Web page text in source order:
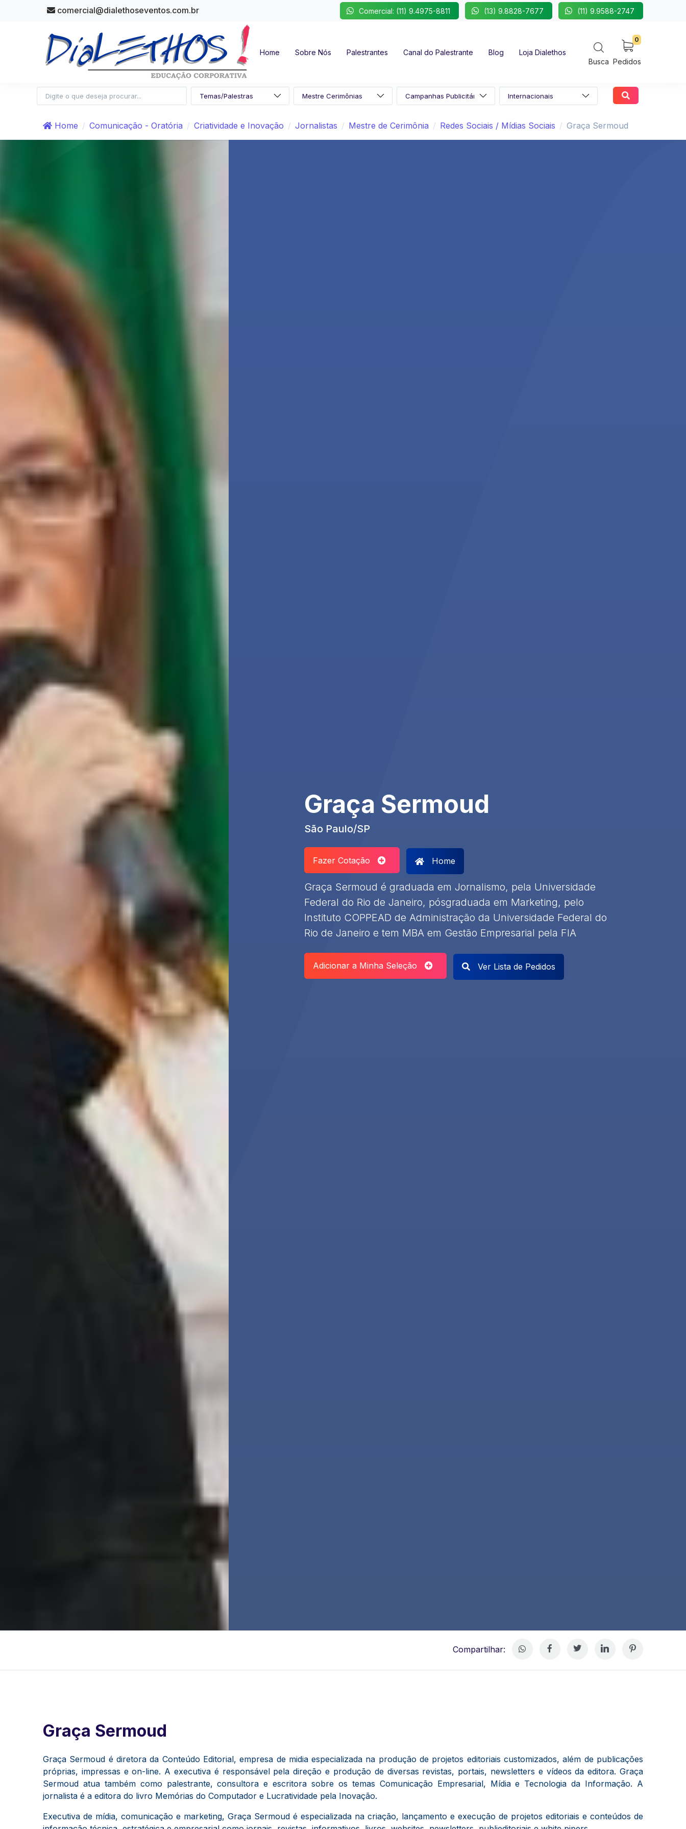
comercial@dialethoseventos.com.br Comercial: (11) 9.4975-8811 (13) 9.8828-7677 (11) 9.9588-2747
Home Sobre Nós Palestrantes Canal do Palestrante Blog
Loja Dialethos
Busca
0
Pedidos
Home Comunicação - Oratória Criatividade e Inovação Jornalistas Mestre de Cerimônia Redes Sociais / Mídias Sociais Graça Sermoud
Graça Sermoud
São Paulo/SP
Fazer Cotação Home
Graça Sermoud é graduada em Jornalismo, pela Universidade
Federal do Rio de Janeiro, pósgraduada em Marketing, pelo
Instituto COPPEAD de Administração da Universidade Federal do
Rio de Janeiro e tem MBA em Gestão Empresarial pela FIA
Adicionar a Minha Seleção Ver Lista de Pedidos
Compartilhar:
Graça Sermoud
Graça Sermoud é diretora da Conteúdo Editorial, empresa de midia especializada na produção de projetos editoriais customizados, além de publicações
próprias, impressas e on-line. A executiva é responsável pela direção e produção de diversas revistas, portais, newsletters e vídeos da editora. Graça
Sermoud atua também como palestrante, consultora e escritora sobre os temas Comunicação Empresarial, Mídia e Tecnologia da Informação. A
jornalista é a editora do livro Memórias do Computador e Lucratividade pela Inovação.
Executiva de mídia, comunicação e marketing, Graça Sermoud é especializada na criação, lançamento e execução de projetos editoriais e conteúdos de